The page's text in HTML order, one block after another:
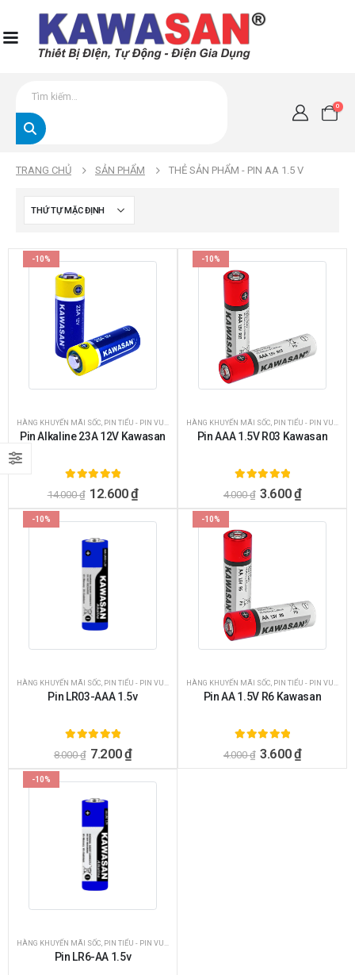
0
TRANG CHỦ SẢN PHẨM THẺ SẢN PHẨM - PIN AA 1.5 V
-10%
HÀNG KHUYẾN MÃI SỐC PIN TIỂU - PIN VUÔNG KAWASAN
Pin Alkaline 23A 12V Kawasan
ngoài 5
14.000₫ 12.600₫
-10%
HÀNG KHUYẾN MÃI SỐC PIN TIỂU - PIN VUÔNG KAWASAN
Pin AAA 1.5V R03 Kawasan
ngoài 5
4.000₫ 3.600₫
-10%
HÀNG KHUYẾN MÃI SỐC PIN TIỂU - PIN VUÔNG KAWASAN
Pin LR03-AAA 1.5v
ngoài 5
8.000₫ 7.200₫
-10%
HÀNG KHUYẾN MÃI SỐC PIN TIỂU - PIN VUÔNG KAWASAN
Pin AA 1.5V R6 Kawasan
ngoài 5
4.000₫ 3.600₫
-10%
HÀNG KHUYẾN MÃI SỐC PIN TIỂU - PIN VUÔNG KAWASAN
Pin LR6-AA 1.5v